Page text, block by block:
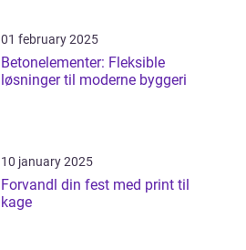
01 february 2025
Betonelementer: Fleksible
løsninger til moderne byggeri
10 january 2025
Forvandl din fest med print til
kage